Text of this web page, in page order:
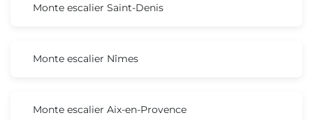
Monte escalier Saint-Denis
Monte escalier Nîmes
Monte escalier Aix-en-Provence